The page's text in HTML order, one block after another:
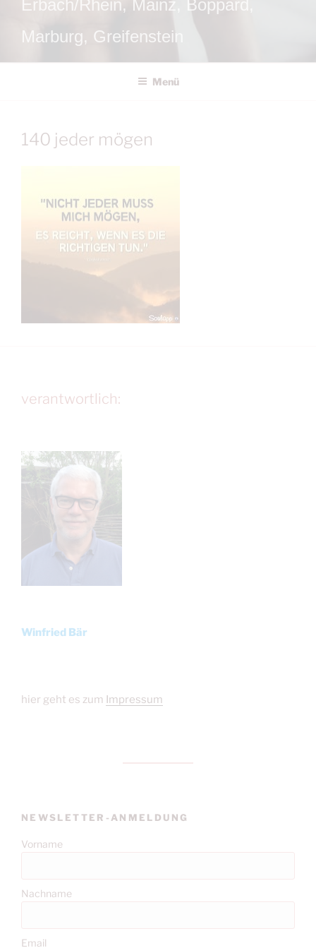
Erbach/Rhein, Mainz, Boppard,
Marburg, Greifenstein
Menü
140 jeder mögen
verantwortlich:
Winfried Bär
hier geht es zum Impressum
NEWSLETTER-ANMELDUNG
Vorname
Nachname
Email